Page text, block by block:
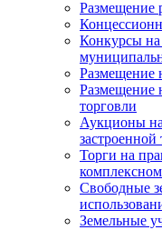
Размещение
Конкурсы на
Размещение
Размещение
торговли
Аукционы на
застроенной
Торги на
Свободные
Земельные